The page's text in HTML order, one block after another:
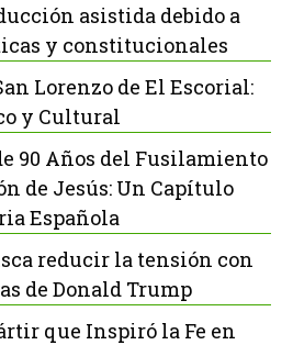
asistida debido a
y constitucionales
Lorenzo de El Escorial:
y Cultural
90 Años del Fusilamiento
de Jesús: Un Capítulo
Española
reducir la tensión con
de Donald Trump
que Inspiró la Fe en